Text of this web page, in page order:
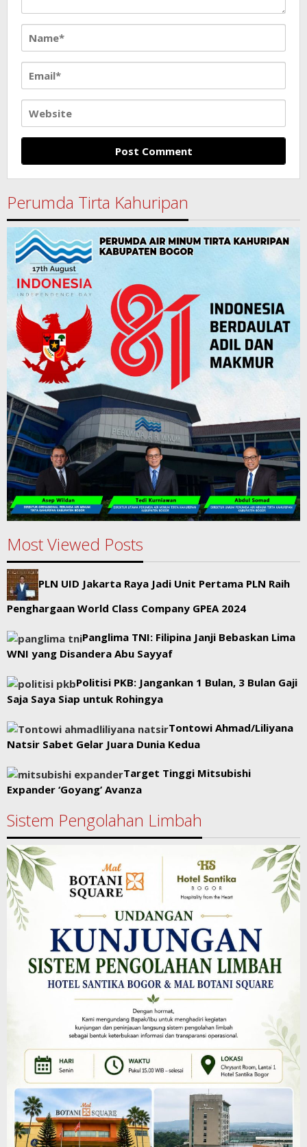
Perumda Tirta Kahuripan
Most Viewed Posts
PLN UID Jakarta Raya Jadi Unit Pertama PLN Raih
Penghargaan World Class Company GPEA 2024
Panglima TNI: Filipina Janji Bebaskan Lima
WNI yang Disandera Abu Sayyaf
Politisi PKB: Jangankan 1 Bulan, 3 Bulan Gaji
Saja Saya Siap untuk Rohingya
Tontowi Ahmad/Liliyana
Natsir Sabet Gelar Juara Dunia Kedua
Target Tinggi Mitsubishi
Expander ‘Goyang’ Avanza
Sistem Pengolahan Limbah